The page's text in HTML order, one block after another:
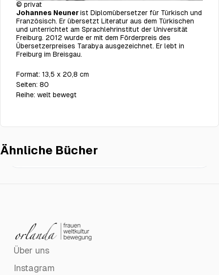
© privat
Johannes Neunerist Diplomübersetzer für Türkisch und
Französisch. Er übersetzt Literatur aus dem Türkischen
und unterrichtet am Sprachlehrinstitut der Universität
Freiburg. 2012 wurde er mit dem Förderpreis des
Übersetzerpreises Tarabya ausgezeichnet. Er lebt in
Freiburg im Breisgau.
Format: 13,5 x 20,8 cm
Seiten: 80
Reihe: welt bewegt
Ähnliche Bücher
Über uns
Instagram